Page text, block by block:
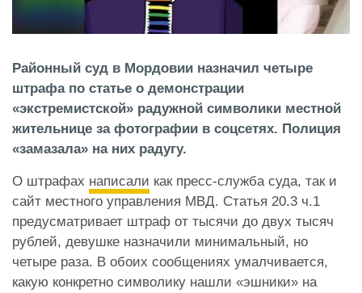
Районный суд в Мордовии назначил четыре
штрафа по статье о демонстрации
«экстремистской» радужной символики местной
жительнице за фотографии в соцсетях. Полиция
«замазала» на них радугу.
О штрафах написали как пресс-служба суда, так и
сайт местного управления МВД. Статья 20.3 ч.1
предусматривает штраф от тысячи до двух тысяч
рублей, девушке назначили минимальный, но
четыре раза. В обоих сообщениях умалчивается,
какую конкретно символику нашли «эшники» на